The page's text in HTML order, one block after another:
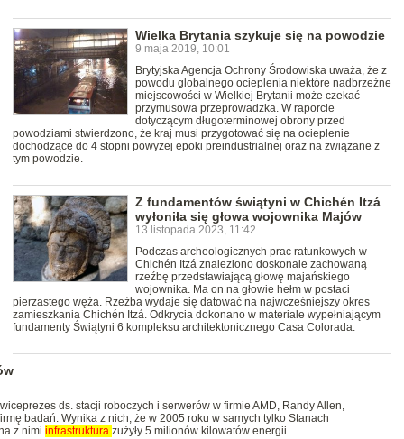
Wielka Brytania szykuje się na powodzie
9 maja 2019, 10:01
Brytyjska Agencja Ochrony Środowiska uważa, że z
powodu globalnego ocieplenia niektóre nadbrzeżne
miejscowości w Wielkiej Brytanii może czekać
przymusowa przeprowadzka. W raporcie
dotyczącym długoterminowej obrony przed
powodziami stwierdzono, że kraj musi przygotować się na ocieplenie
dochodzące do 4 stopni powyżej epoki preindustrialnej oraz na związane z
tym powodzie.
Z fundamentów świątyni w Chichén Itzá
wyłoniła się głowa wojownika Majów
13 listopada 2023, 11:42
Podczas archeologicznych prac ratunkowych w
Chichén Itzá znaleziono doskonale zachowaną
rzeźbę przedstawiającą głowę majańskiego
wojownika. Ma on na głowie hełm w postaci
pierzastego węża. Rzeźba wydaje się datować na najwcześniejszy okres
zamieszkania Chichén Itzá. Odkrycia dokonano w materiale wypełniającym
fundamenty Świątyni 6 kompleksu architektonicznego Casa Colorada.
ds. stacji roboczych i serwerów w firmie AMD, Randy Allen,
badań. Wynika z nich, że w 2005 roku w samych tylko Stanach
z nimi infrastruktura zużyły 5 milionów kilowatów energii.